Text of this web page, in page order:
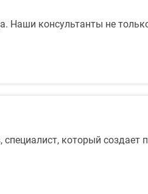
Наши консультанты не
который